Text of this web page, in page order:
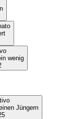
wenig
Jüngern